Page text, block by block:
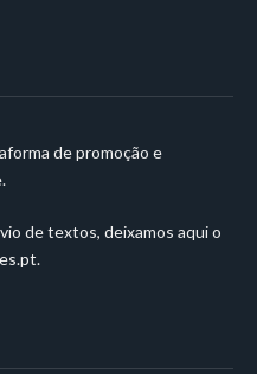
de promoção e
de textos, deixamos aqui o
.